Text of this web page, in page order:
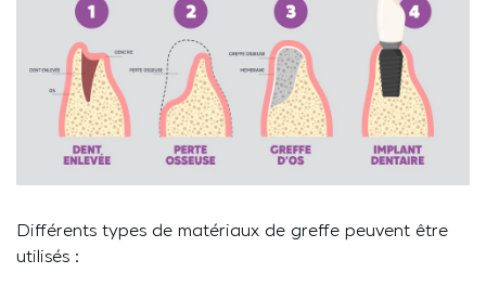
Différents types de matériaux de greffe peuvent être
utilisés :